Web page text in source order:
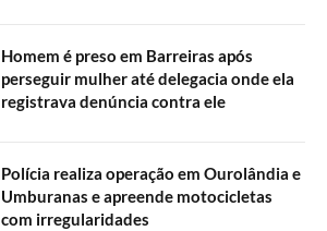
Homem é preso em Barreiras após
perseguir mulher até delegacia onde ela
registrava denúncia contra ele
Polícia realiza operação em Ourolândia e
Umburanas e apreende motocicletas
com irregularidades